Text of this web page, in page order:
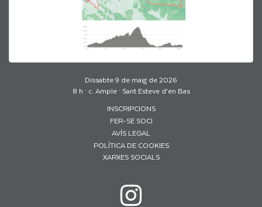
Dissabte 9 de maig de 2026
8 h · c. Ample · Sant Esteve d’en Bas
INSCRIPCIONS
FER-SE SOCI
AVÍS LEGAL
POLÍTICA DE COOKIES
XARXES SOCIALS